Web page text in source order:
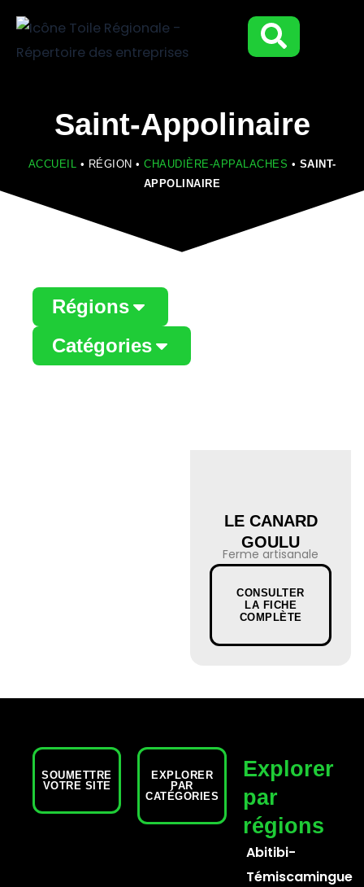
contenu
Saint-Appolinaire
ACCUEIL • RÉGION • CHAUDIÈRE-APPALACHES • SAINT-
APPOLINAIRE
Régions
Catégories
LE CANARD
GOULU
Ferme artisanale
CONSULTER
LA FICHE
COMPLÈTE
SOUMETTRE
VOTRE SITE
EXPLORER
PAR
CATÉGORIES
Explorer
par
régions
Abitibi-
Témiscamingue